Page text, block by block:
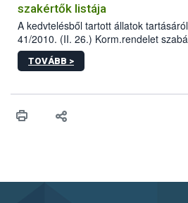
szakértők listája
A kedvtelésből tartott állatok
41/2010. (II. 26.) Korm.rendelet
sérülés, illetve ennek veszélye
hatósági feladatokat, valamint a
vonni az ebek viselkedésének
TOVÁBB >